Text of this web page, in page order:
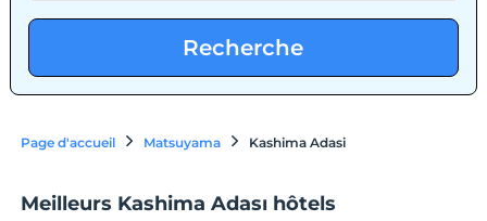
Recherche
Page d'accueil Matsuyama Kashima Adasi
Meilleurs Kashima Adası hôtels